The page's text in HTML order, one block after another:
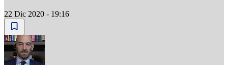
22 Dic 2020 - 19:16